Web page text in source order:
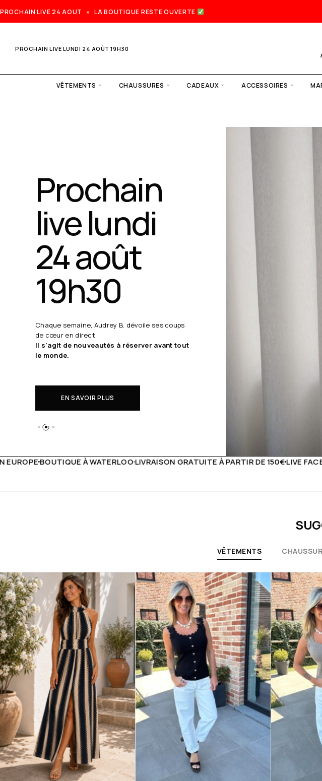
PROCHAIN LIVE 24 AOUT » LA BOUTIQUE RESTE OUVERTE
PROCHAIN LIVE LUNDI 24 AOÛT 19H30
VÊTEMENTS CHAUSSURES CADEAUX ACCESSOIRES
Prochain
live lundi
24 août
19h30
Chaque semaine, Audrey B. dévoile ses coups
de cœur en direct.
Il s'agit de nouveautés à réserver avant tout
le monde.
EN SAVOIR PLUS
GRATUITE À PARTIR DE 150€LIVE FACEBOOK CHAQUE SEMAINE
VÊTEMENTS